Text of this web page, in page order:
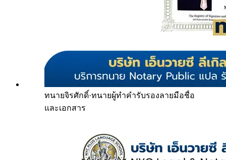
ทนายจิรศักดิ์·ทนายผู้ทำคำรับรองลายมือชื่อ
และเอกสาร